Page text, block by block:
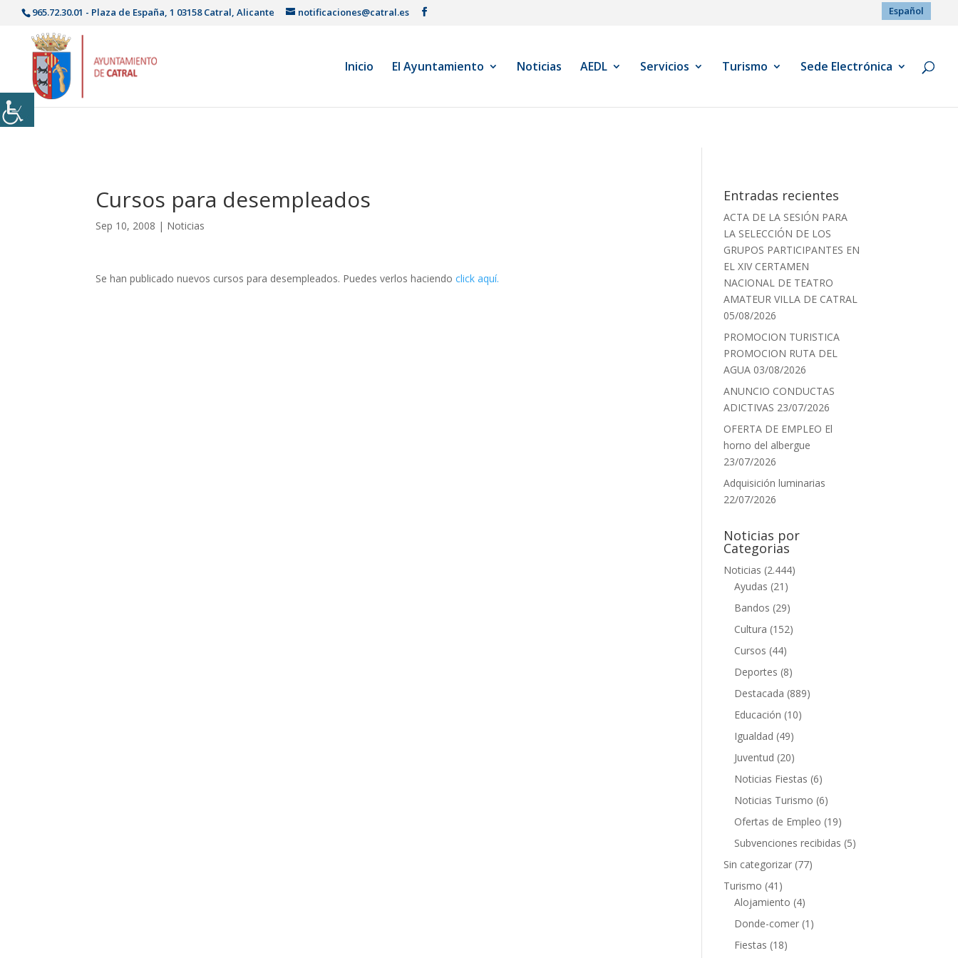
965.72.30.01 - Plaza de España, 1 03158 Catral, Alicante notificaciones@catral.es Español
Inicio El Ayuntamiento Noticias AEDL Servicios Turismo Sede Electrónica
Cursos para desempleados
Sep 10, 2008 | Noticias
Se han publicado nuevos cursos para desempleados. Puedes verlos haciendoclick aquí.
Entradas recientes
ACTA DE LA SESIÓN PARA
LA SELECCIÓN DE LOS
GRUPOS PARTICIPANTES EN
EL XIV CERTAMEN
NACIONAL DE TEATRO
AMATEUR VILLA DE CATRAL
05/08/2026
PROMOCION TURISTICA
PROMOCION RUTA DEL
AGUA 03/08/2026
ANUNCIO CONDUCTAS
ADICTIVAS 23/07/2026
OFERTA DE EMPLEO El
horno del albergue
23/07/2026
Adquisición luminarias
22/07/2026
Noticias por
Categorias
Noticias (2.444)
Ayudas (21)
Bandos (29)
Cultura (152)
Cursos (44)
Deportes (8)
Destacada (889)
Educación (10)
Igualdad (49)
Juventud (20)
Noticias Fiestas (6)
Noticias Turismo (6)
Ofertas de Empleo (19)
Subvenciones recibidas (5)
Sin categorizar (77)
Turismo (41)
Alojamiento (4)
Donde-comer (1)
Fiestas (18)